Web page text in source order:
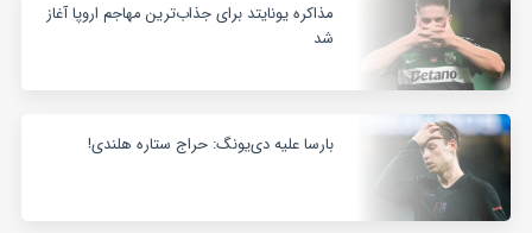
مذاکره یونایتد برای جذاب‌ترین مهاجم اروپا آغاز
شد
بارسا علیه دی‌یونگ: حراج ستاره هلندی!